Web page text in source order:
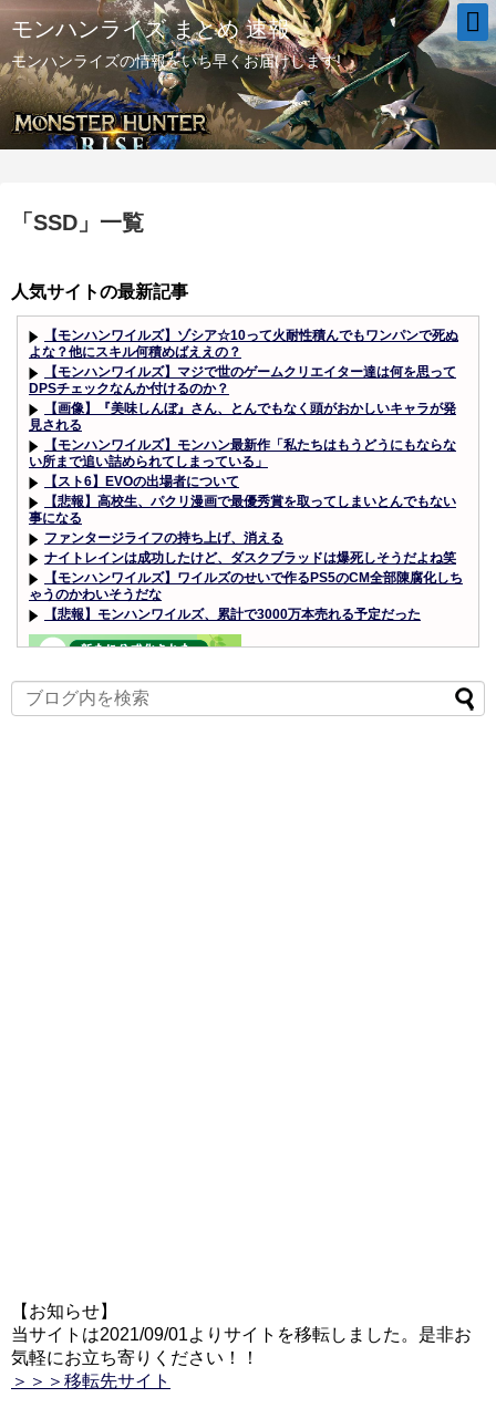
モンハンライズ まとめ 速報
モンハンライズの情報をいち早くお届けします!
「 SSD 」 一覧
人気サイトの最新記事
【モンハンワイルズ】ゾシア☆10って火耐性積んでもワンパンで死ぬ
よな？他にスキル何積めばええの？
【モンハンワイルズ】マジで世のゲームクリエイター達は何を思って
DPSチェックなんか付けるのか？
【画像】『美味しんぼ』さん、とんでもなく頭がおかしいキャラが発
見される
【モンハンワイルズ】モンハン最新作「私たちはもうどうにもならな
い所まで追い詰められてしまっている」
【スト6】EVOの出場者について
【悲報】高校生、パクリ漫画で最優秀賞を取ってしまいとんでもない
事になる
ファンタージライフの持ち上げ、消える
ナイトレインは成功したけど、ダスクブラッドは爆死しそうだよね笑
【モンハンワイルズ】ワイルズのせいで作るPS5のCM全部陳腐化しち
ゃうのかわいそうだな
【悲報】モンハンワイルズ、累計で3000万本売れる予定だった
【お知らせ】
当サイトは2021/09/01よりサイトを移転しました。是非お
気軽にお立ち寄りください！！
＞＞＞移転先サイト